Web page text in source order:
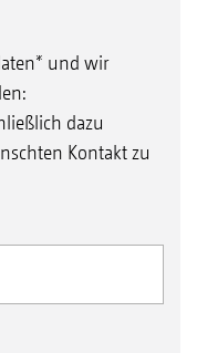
und wir
dazu
Kontakt zu